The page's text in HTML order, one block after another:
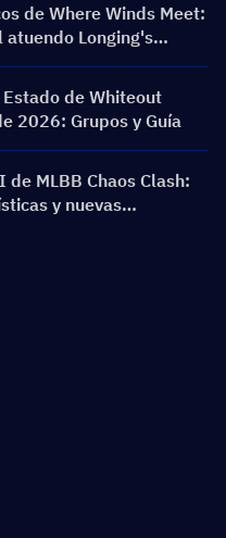
de Where Winds Meet:
atuendo Longing's
de arma Silent Voice:
de Whiteout
2026: Grupos y Guía
de MLBB Chaos Clash:
y nuevas